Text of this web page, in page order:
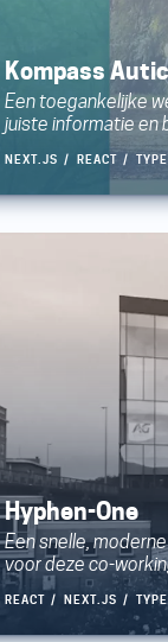
Kompass
Een toegankelijke
juiste informatie en
NEXT.JS REACT
Hyphen-One
Een snelle,
voor deze co-
REACT NEXT.JS